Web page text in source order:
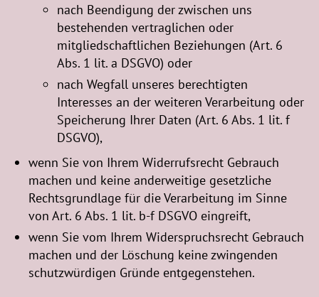
nach Beendigung der zwischen uns
bestehenden vertraglichen oder
mitgliedschaftlichen Beziehungen (Art. 6
Abs. 1 lit. a DSGVO) oder
nach Wegfall unseres berechtigten
Interesses an der weiteren Verarbeitung oder
Speicherung Ihrer Daten (Art. 6 Abs. 1 lit. f
DSGVO),
wenn Sie von Ihrem Widerrufsrecht Gebrauch
machen und keine anderweitige gesetzliche
Rechtsgrundlage für die Verarbeitung im Sinne
von Art. 6 Abs. 1 lit. b-f DSGVO eingreift,
wenn Sie vom Ihrem Widerspruchsrecht Gebrauch
machen und der Löschung keine zwingenden
schutzwürdigen Gründe entgegenstehen.